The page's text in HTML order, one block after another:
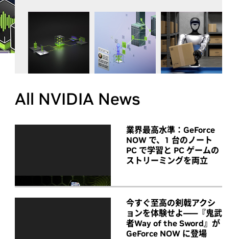
All NVIDIA News
業界最高水準：GeForce
NOW で、1 台のノート
PC で学習と PC ゲームの
ストリーミングを両立
今すぐ至高の剣戟アクシ
ョンを体験せよ――『鬼武
者Way of the Sword』が
GeForce NOW に登場